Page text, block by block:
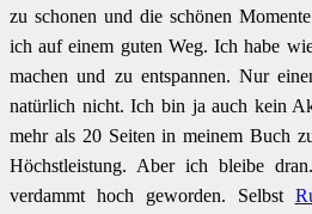
zu schonen und die schönen
ich auf einem guten Weg. Ich habe
machen und zu entspannen. Nur
natürlich nicht. Ich bin ja auch kein
mehr als 20 Seiten in meinem Buch
Höchstleistung. Aber ich bleibe
verdammt hoch geworden. Selbst